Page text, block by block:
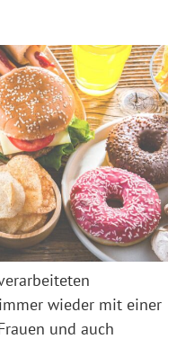
wieder mit einer
und auch